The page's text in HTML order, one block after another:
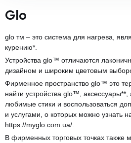
Glo
glo тм – это система для нагрева,
курению*.
Устройства glo™ отличаются
дизайном и широким цветовым
Фирменное пространство glo™ это
найти устройства glo™, аксессуары**,
любимые стики и воспользоваться
и услугами, о которых можно узнать
https://myglo.com.ua/.
В фирменных торговых точках также